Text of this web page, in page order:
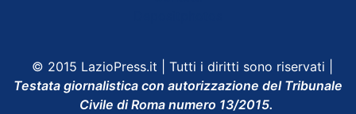
© 2015 LazioPress.it | Tutti i diritti sono riservati |
Testata giornalistica con autorizzazione del Tribunale
Civile di Roma numero 13/2015.